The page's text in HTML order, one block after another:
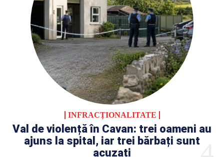
INFRACȚIONALITATE
Val de violență în Cavan: trei oameni au
ajuns la spital, iar trei bărbați sunt
acuzați